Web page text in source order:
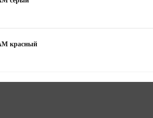
красный